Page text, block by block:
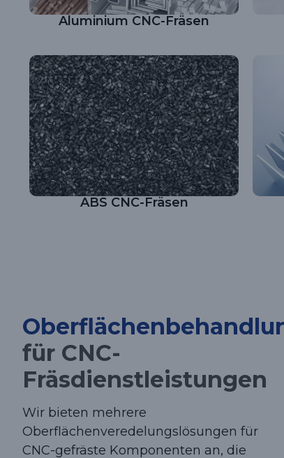
Aluminium CNC-Fräsen
ABS CNC-Fräsen
für CNC-
Fräsdienstleistungen
Wir bieten mehrere
Oberflächenveredelungslösungen für
CNC-gefräste Komponenten an, die